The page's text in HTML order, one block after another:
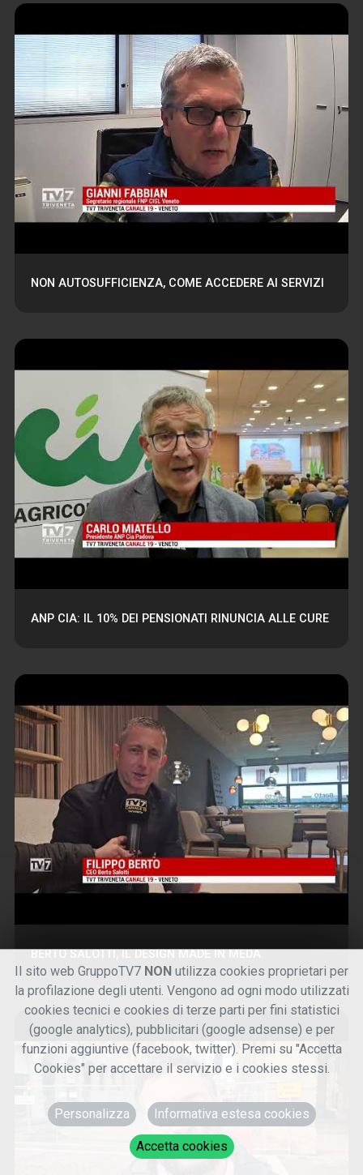
NON AUTOSUFFICIENZA, COME ACCEDERE AI SERVIZI
ANP CIA: IL 10% DEI PENSIONATI RINUNCIA ALLE CURE
BERTO SALOTTI, IL DESIGN MADE IN MEDA
Il sito web GruppoTV7 NON utilizza cookies proprietari per
la profilazione degli utenti. Vengono ad ogni modo utilizzati
cookies tecnici e cookies di terze parti per fini statistici
(google analytics), pubblicitari (google adsense) e per
funzioni aggiuntive (facebook, twitter). Premi su "Accetta
Cookies" per accettare il servizio e i cookies stessi.
Personalizza Informativa estesa cookies
Accetta cookies